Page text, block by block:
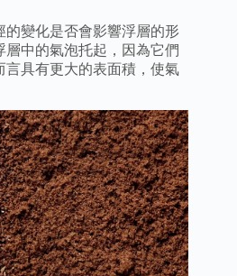
變化是否會影響浮層的形
中的氣泡托起，因為它們
言具有更大的表面積，使氣